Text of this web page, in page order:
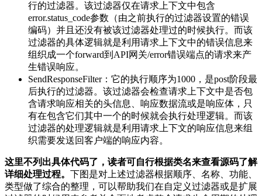
行的过滤器。该过滤器仅在请求上下文中包含
error.status_code参数（由之前执行的过滤器设置的错误
编码）并且还没有被该过滤器处理过的时候执行。而该
过滤器的具体逻辑就是利用请求上下文中的错误信息来
组织成一个forward到API网关/error错误端点的请求来产
生错误响应。
SendResponseFilter：它的执行顺序为1000，是post阶段最
后执行的过滤器。该过滤器会检查请求上下文中是否包
含请求响应相关的头信息、响应数据流或是响应体，只
有在包含它们其中一个的时候就会执行处理逻辑。而该
过滤器的处理逻辑就是利用请求上下文的响应信息来组
织需要发送回客户端的响应内容。
这里不列出具体代码了，读者可自行根据类名来查看源码了解
详细处理过程。 下图是对上述过滤器根据顺序、名称、功能、
类型做了综合的整理，可以帮助我们在自定义过滤器或是扩展